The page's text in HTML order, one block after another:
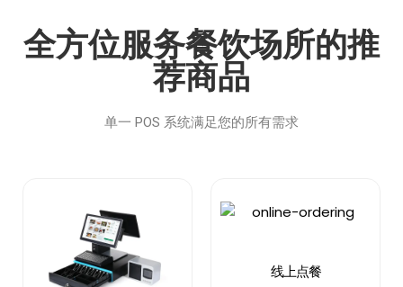
全方位服务餐饮场所的推
荐商品
单一 POS 系统满足您的所有需求
线上点餐